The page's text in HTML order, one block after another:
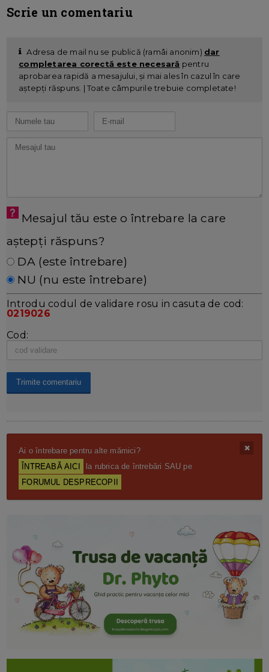
Scrie un comentariu
Adresa de mail nu se publică (ramâi anonim) dar
completarea corectă este necesară pentru
aprobarea rapidă a mesajului, și mai ales în cazul în care
aștepți răspuns. | Toate câmpurile trebuie completate!
Mesajul tău este o întrebare la care
aștepți răspuns?
DA (este întrebare)
NU (nu este întrebare)
Introdu codul de validare rosu in casuta de cod:
0219026
Cod:
Ai o întrebare pentru alte mămici?
ÎNTREABĂ AICI
la rubrica de întrebări SAU pe
FORUMUL DESPRECOPII